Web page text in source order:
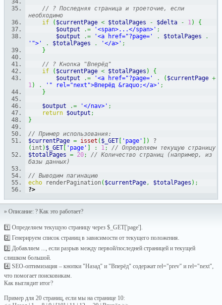
// ? Последняя страница и троеточие, если
необходимо
if
( $currentPage < $totalPages - $delta - 1)
{
$output
.= '<span>...</span>' ;
$output
.= '<a href="?page=' . $totalPages
.
'">'
. $totalPages . '</a>' ;
}
// ? Кнопка "Вперёд"
if
( $currentPage < $totalPages )
{
$output
.= '<a href="?page=' . ( $currentPage +
1) . '" rel="next">Вперёд &raquo;</a>' ;
}
$output
.= '</nav>' ;
return $output ;
}
// Пример использования:
$currentPage = isset ( $_GET 'page' )
( int ) $_GET 'page' : 1;
// Определяем текущую страницу
$totalPages = 20;
// Количество страниц (например, из
базы данных)
// Выводим пагинацию
echo renderPagination( $currentPage, $totalPages ) ;
?>
» Описание: ? Как это работает?
1️⃣ Определяем текущую страницу через $_GET['page'].
2️⃣ Генерируем список страниц в зависимости от текущего положения.
3️⃣ Добавляем ..., если разрыв между первой/последней страницей и текущей
слишком большой.
4️⃣ SEO-оптимизация – кнопки "Назад" и "Вперёд" содержат rel="prev" и rel="next",
что помогает поисковикам.
Как выглядит итог?
Пример для 20 страниц, если мы на странице 10: